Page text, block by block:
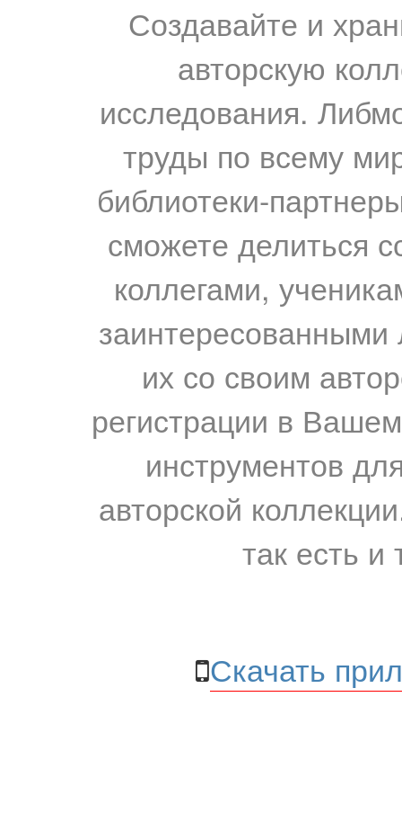
Создавайте и
авторскую
исследования.
труды по всему
библиотеки-
сможете делиться
коллегами,
их со своим
регистрации в
инструментов
авторской
так есть и
Скачать